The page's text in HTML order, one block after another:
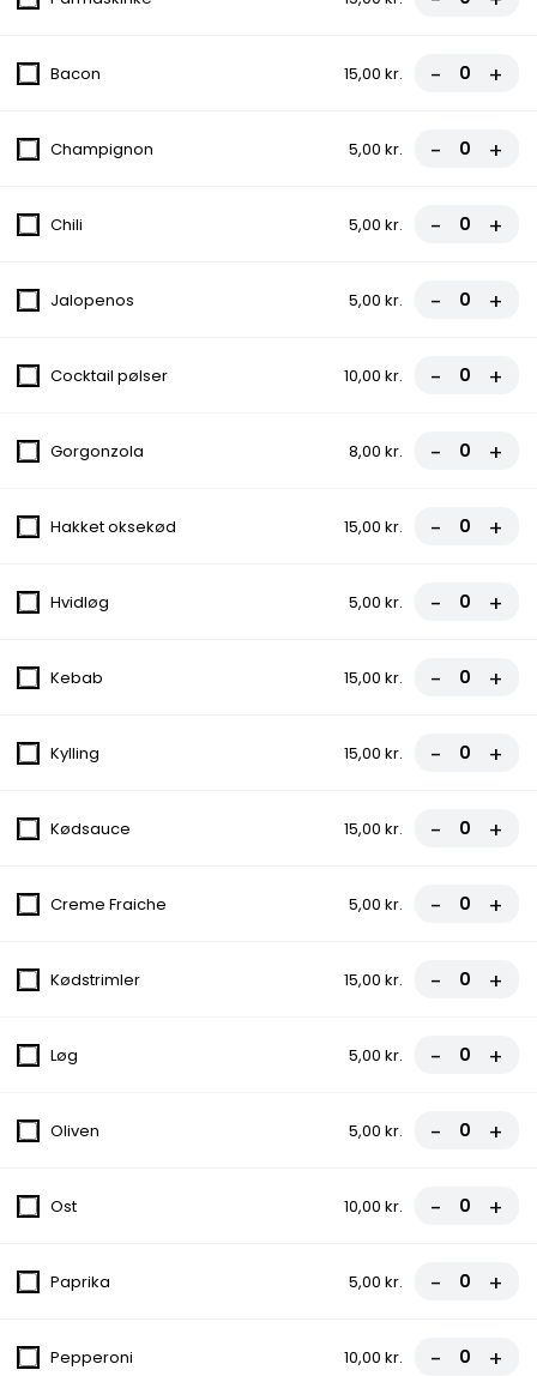
FROKOSTTILBUD
et godt frokosttilbud til dig. Vælg en af vores lækre retter fra
menuen til højre. God appetit!
124.Frokost Pizza
70,00 kr.
125.Frokost Pizza
70,00 kr.
126.Frokost Pizza
70,00 kr.
127. Frokost Pizza
70,00 kr.
128.Frokost Pizza
Tomatsauce, Ost, Kebab, Champignon,
70,00 kr.
129.Frokost Pizza
70,00 kr.
130.Kurdisk Pizza
Ost, Kebab, Løg, Dressing, Chili
Bacon 15,00 kr. - +
Champignon 5,00 kr. - +
Chili 5,00 kr. - +
Jalopenos 5,00 kr. - +
Cocktail pølser 10,00 kr. - +
Gorgonzola 8,00 kr. - +
Hakket oksekød 15,00 kr. - +
Hvidløg 5,00 kr. - +
Kebab 15,00 kr. - +
Kylling 15,00 kr. - +
Kødsauce 15,00 kr. - +
Creme Fraiche 5,00 kr. - +
Kødstrimler 15,00 kr. - +
Løg 5,00 kr. - +
Oliven 5,00 kr. - +
Ost 10,00 kr. - +
Paprika 5,00 kr. - +
Pepperoni 10,00 kr. - +